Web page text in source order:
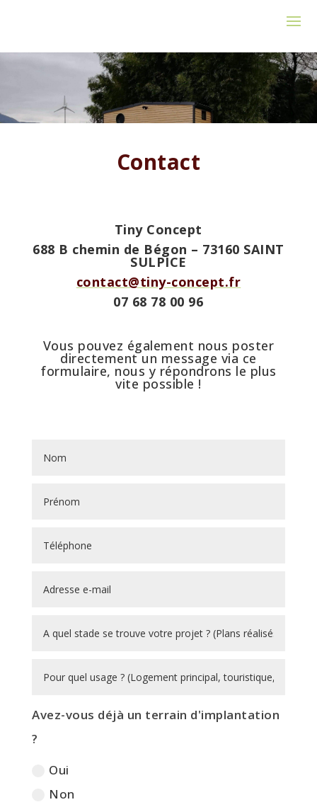
Contact
Tiny Concept
688 B chemin de Bégon – 73160 SAINT
SULPICE
contact@tiny-concept.fr
07 68 78 00 96
Vous pouvez également nous poster
directement un message via ce
formulaire, nous y répondrons le plus
vite possible !
Avez-vous déjà un terrain d'implantation
?
Oui
Non